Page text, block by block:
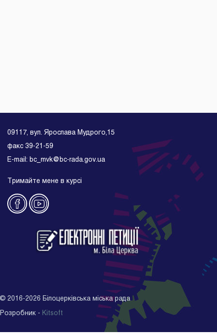
09117, вул. Ярослава Мудрого,15
факс 39-21-59
E-mail: bc_mvk@bc-rada.gov.ua
Тримайте мене в курсі
© 2016-2026 Білоцерківська міська рада
Розробник - Kitsoft